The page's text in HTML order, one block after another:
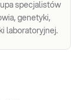
specjalistów
genetyki,
laboratoryjnej.